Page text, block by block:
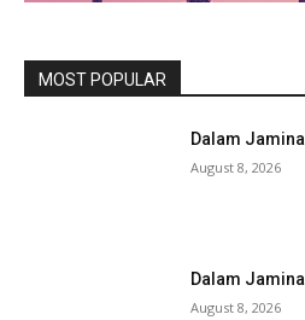
MOST POPULAR
Dalam
August 8, 2026
Dalam
August 8, 2026